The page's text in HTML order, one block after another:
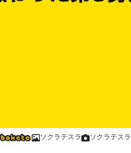
ソクラテスラ ソクラテスラ